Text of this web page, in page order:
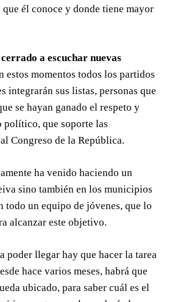
él conoce y donde tiene mayor
a escuchar nuevas
estos momentos todos los partidos
integrarán sus listas, personas que
se hayan ganado el respeto y
político, que soporte las
Congreso de la República.
ha venido haciendo un
sino también en los municipios
todo un equipo de jóvenes, que lo
alcanzar este objetivo.
poder llegar hay que hacer la tarea
hace varios meses, habrá que
ubicado, para saber cuál es el